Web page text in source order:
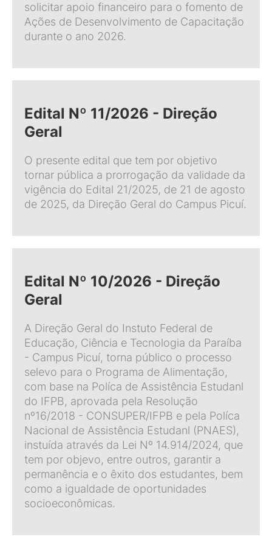
solicitar apoio financeiro para o fomento de
Ações de Desenvolvimento de Capacitação
durante o ano 2026.
Edital Nº 11/2026 - Direção
Geral
O presente edital que tem por objetivo
tornar pública a prorrogação da validade da
vigência do Edital 21/2025, de 21 de agosto
de 2025, da Direção Geral do Campus Picuí.
Edital Nº 10/2026 - Direção
Geral
A Direção Geral do Instuto Federal de
Educação, Ciência e Tecnologia da Paraíba
- Campus Picuí, torna público o processo
selevo para o Programa de Alimentação,
com base na Políca de Assistência Estudanl
do IFPB, aprovada pela Resolução
nº16/2018 - CONSUPER/IFPB e pela Políca
Nacional de Assistência Estudanl (PNAES),
instuída através da Lei Nº 14.914/2024, que
tem por objevo, entre outros, garantir a
permanência e o êxito dos estudantes, bem
como a igualdade de oportunidades
socioeconômicas.